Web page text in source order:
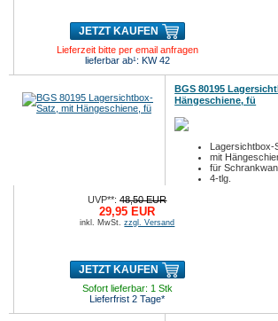
JETZT KAUFEN
Lieferzeit bitte per email anfragen
lieferbar ab¹: KW 42
BGS 80195
Hängeschiene, fü
Lagersichtbox-
mit
für
4-tlg.
UVP**:48,50 EUR
29,95 EUR
inkl. MwSt.zzgl. Versand
JETZT KAUFEN
Sofort lieferbar: 1 Stk
Lieferfrist 2 Tage*